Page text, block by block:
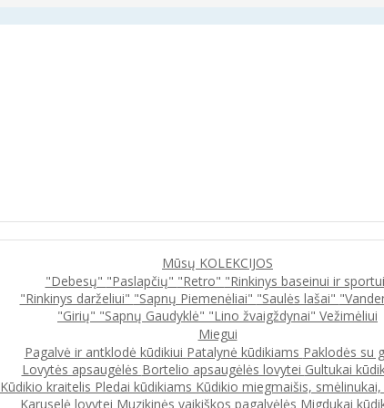
Mūsų KOLEKCIJOS
"Debesų" "Paslapčių" "Retro" "Rinkinys baseinui ir
"Rinkinys darželiui" "Sapnų Piemenėliai" "Saulės lašai"
"Girių" "Sapnų Gaudyklė" "Lino žvaigždynai" Vežimėliui
Miegui
Pagalvė ir antklodė kūdikiui Patalynė kūdikiams Paklodės su
Lovytės apsaugėlės Bortelio apsaugėlės lovytei Gultukai
Kūdikio kraitelis Pledai kūdikiams Kūdikio miegmaišis,
Karuselė lovytei Muzikinės vaikiškos pagalvėlės Migdukai